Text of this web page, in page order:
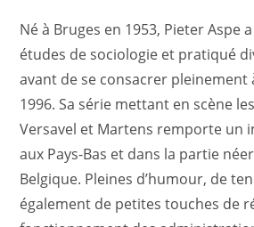
Né à Bruges en 1953, Pieter Aspe
études de sociologie et pratiqué
avant de se consacrer pleinement
1996. Sa série mettant en scène
Versavel et Martens remporte un
aux Pays-Bas et dans la partie
Belgique. Pleines d’humour, de
également de petites touches de